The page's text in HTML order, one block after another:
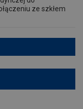
ze szkłem